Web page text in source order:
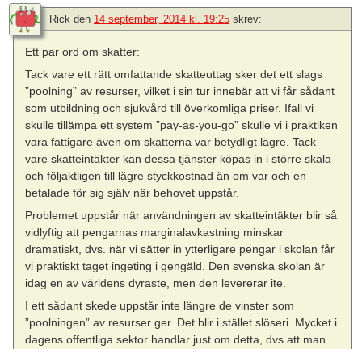
Rick den 14 september, 2014 kl. 19:25 skrev:
Ett par ord om skatter:
Tack vare ett rätt omfattande skatteuttag sker det ett slags
”poolning” av resurser, vilket i sin tur innebär att vi får sådant
som utbildning och sjukvård till överkomliga priser. Ifall vi
skulle tillämpa ett system ”pay-as-you-go” skulle vi i praktiken
vara fattigare även om skatterna var betydligt lägre. Tack
vare skatteintäkter kan dessa tjänster köpas in i större skala
och följaktligen till lägre styckkostnad än om var och en
betalade för sig själv när behovet uppstår.
Problemet uppstår när användningen av skatteintäkter blir så
vidlyftig att pengarnas marginalavkastning minskar
dramatiskt, dvs. när vi sätter in ytterligare pengar i skolan får
vi praktiskt taget ingeting i gengäld. Den svenska skolan är
idag en av världens dyraste, men den levererar ite.
I ett sådant skede uppstår inte längre de vinster som
”poolningen” av resurser ger. Det blir i stället slöseri. Mycket i
dagens offentliga sektor handlar just om detta, dvs att man